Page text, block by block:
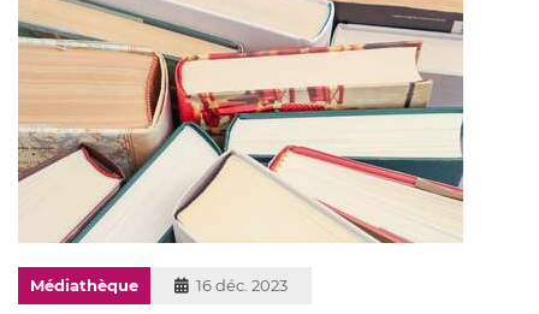
Médiathèque
Publié
16 déc. 2023